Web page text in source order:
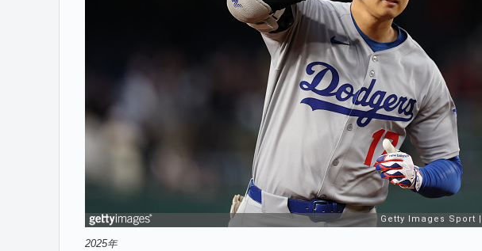
2025年